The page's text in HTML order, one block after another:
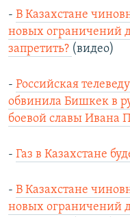
- В Казахстане
новых ограничений
запретить? (видео)
- Российская
обвинила Бишкек в
боевой славы Ивана
- Газ в Казахстане
- В Казахстане
новых ограничений